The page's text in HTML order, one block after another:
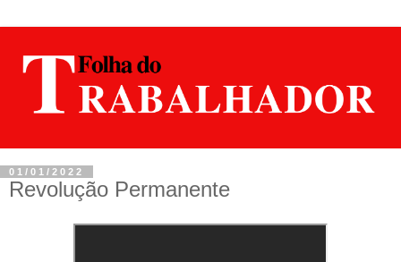
01/01/2022
Revolução Permanente